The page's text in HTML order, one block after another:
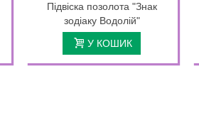
Підвіска позолота "Знак
зодіаку Водолій"
У КОШИК